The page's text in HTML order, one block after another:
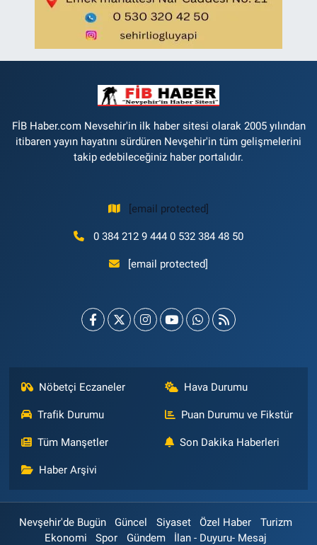
FİB Haber.com Nevsehir'in ilk haber sitesi olarak 2005 yılından
itibaren yayın hayatını sürdüren Nevşehir'in tüm gelişmelerini
takip edebileceğiniz haber portalıdır.
[email protected]
0 384 212 9 444 0 532 384 48 50
[email protected]
Nöbetçi Eczaneler Hava Durumu
Trafik Durumu Puan Durumu ve Fikstür
Tüm Manşetler Son Dakika Haberleri
Haber Arşivi
Nevşehir'de Bugün Güncel Siyaset Özel Haber
Turizm
Ekonomi
Spor Gündem İlan - Duyuru- Mesaj